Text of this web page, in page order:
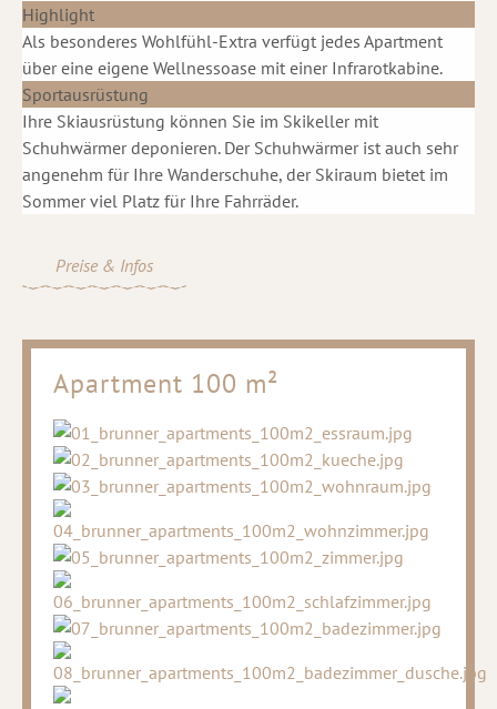
Highlight
Als besonderes Wohlfühl-Extra verfügt jedes Apartment
über eine eigene Wellnessoase mit einer Infrarotkabine.
Sportausrüstung
Ihre Skiausrüstung können Sie im Skikeller mit
Schuhwärmer deponieren. Der Schuhwärmer ist auch sehr
angenehm für Ihre Wanderschuhe, der Skiraum bietet im
Sommer viel Platz für Ihre Fahrräder.
Preise & Infos
Apartment 100 m²